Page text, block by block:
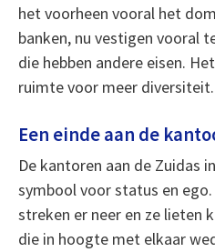
het voorheen vooral het
banken, nu vestigen vooral
die hebben andere eisen.
ruimte voor meer diversiteit.
Een einde aan de
De kantoren aan de Zuidas
symbool voor status en
streken er neer en ze lieten
die in hoogte met elkaar